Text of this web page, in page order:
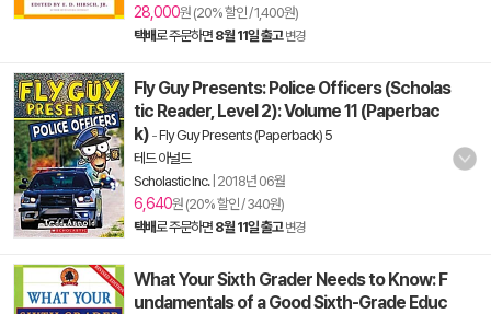
28,000원 (20% 할인 / 1,400원)
택배로 주문하면 8월 11일 출고 변경
Fly Guy Presents: Police Officers (Scholas
tic Reader, Level 2): Volume 11 (Paperbac
k) -Fly Guy Presents (Paperback) 5
테드 아널드
Scholastic Inc.| 2018년 06월
6,640원 (20% 할인 / 340원)
택배로 주문하면 8월 11일 출고 변경
What Your Sixth Grader Needs to Know: F
undamentals of a Good Sixth-Grade Educ